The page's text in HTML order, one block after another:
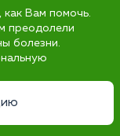
Вам помочь.
преодолели
болезни.